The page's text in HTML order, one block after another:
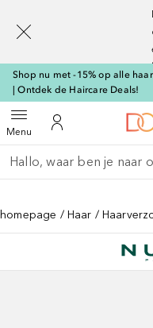
Shop nu met -15% op alle
| Ontdek de Haircare Deals!
MenuOpen menuNaar Mijn Account
Ga terug
Zoekopdracht uitvoeren
homepage Haar